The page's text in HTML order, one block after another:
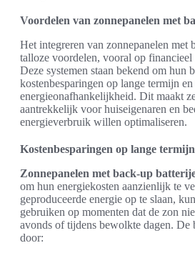
Voordelen van zonnepanelen met
Het integreren van zonnepanelen met
talloze voordelen, vooral op
Deze systemen staan bekend om hun
kostenbesparingen op lange termijn
energieonafhankelijkheid. Dit maakt
aantrekkelijk voor huiseigenaren en
energieverbruik willen optimaliseren.
Kostenbesparingen op lange termijn
Zonnepanelen met back-up
om hun energiekosten aanzienlijk te
geproduceerde energie op te slaan,
gebruiken op momenten dat de zon
avonds of tijdens bewolkte dagen. De
door: